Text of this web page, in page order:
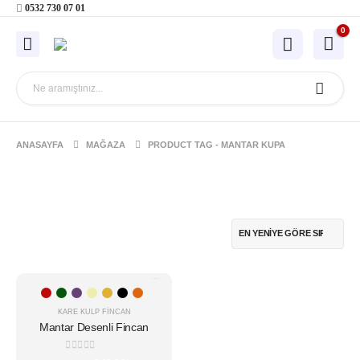
0532 730 07 01
0
ANASAYFA MAĞAZA PRODUCT TAG - MANTAR KUPA
-16%
ürünün
varyasyonu
KARE KULP FINCAN
Mantar Desenli Fincan